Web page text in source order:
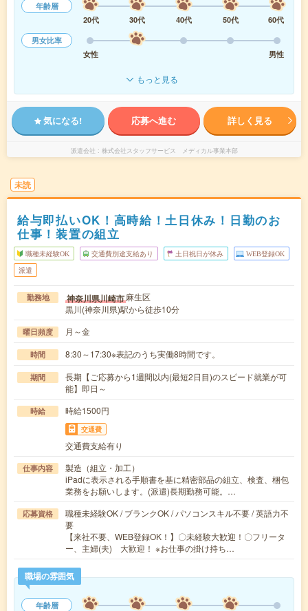
年齢層
20代
30代 40代 50代
60代
男女比率
女性
男性
もっと見る
気になる! 応募へ進む 詳しく見る
派遣会社 株式会社スタッフサービス メディカル事業本部
未読
給与即払いOK！高時給！土日休み！日勤のお
仕事！装置の組立
職種未経験OK 交通費別途支給あり 土日祝日が休み WEB登録OK
派遣
勤務地 神奈川県川崎市麻生区
黒川(神奈川県)駅から徒歩10分
曜日頻度 月～金
時間 8:30～17:30※表記のうち実働8時間です。
期間
長期【ご応募から1週間以内(最短2日目)のスピード就業が可
能】即日～
時給 時給1500円
交通費
交通費支給有り
仕事内容
製造（組立・加工）
iPadに表示される手順書を基に精密部品の組立、検査、梱包
業務をお願いします。(派遣)長期勤務可能。…
応募資格
職種未経験OK / ブランクOK / パソコンスキル不要 / 英語力不
要
【来社不要、WEB登録OK！】〇未経験大歓迎！〇フリータ
ー、主婦(夫) 大歓迎！ ※お仕事の掛け持ち…
職場の雰囲気
年齢層